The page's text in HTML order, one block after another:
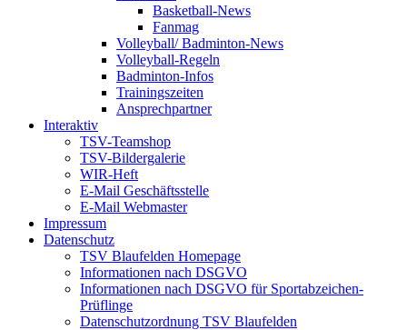
Basketball-News
Fanmag
Volleyball/ Badminton-News
Volleyball-Regeln
Badminton-Infos
Trainingszeiten
Ansprechpartner
Interaktiv
TSV-Teamshop
TSV-Bildergalerie
WIR-Heft
E-Mail Geschäftsstelle
E-Mail Webmaster
Impressum
Datenschutz
TSV Blaufelden Homepage
Informationen nach DSGVO
Informationen nach DSGVO für Sportabzeichen-
Prüflinge
Datenschutzordnung TSV Blaufelden